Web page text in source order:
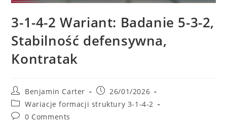
3-1-4-2 Wariant: Badanie 5-3-2,
Stabilność defensywna,
Kontratak
Post
author:
Benjamin Carter
Post
published:
26/01/2026
Post
category:
Wariacje formacji struktury 3-1-4-2
Post0 Comments